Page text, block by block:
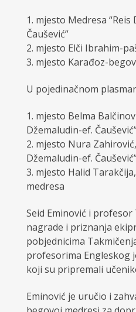
1. mjesto Medresa
Čaušević”
2. mjesto Elči Ibrahim-
3. mjesto Karađoz-
U pojedinačnom
1. mjesto Belma
Džemaludin-ef.
2. mjesto Nura
Džemaludin-ef.
3. mjesto Halid
medresa
Seid Eminović i
nagrade i priznanja
pobjednicima
profesorima Engleskog
koji su pripremali
Eminović je uručio i